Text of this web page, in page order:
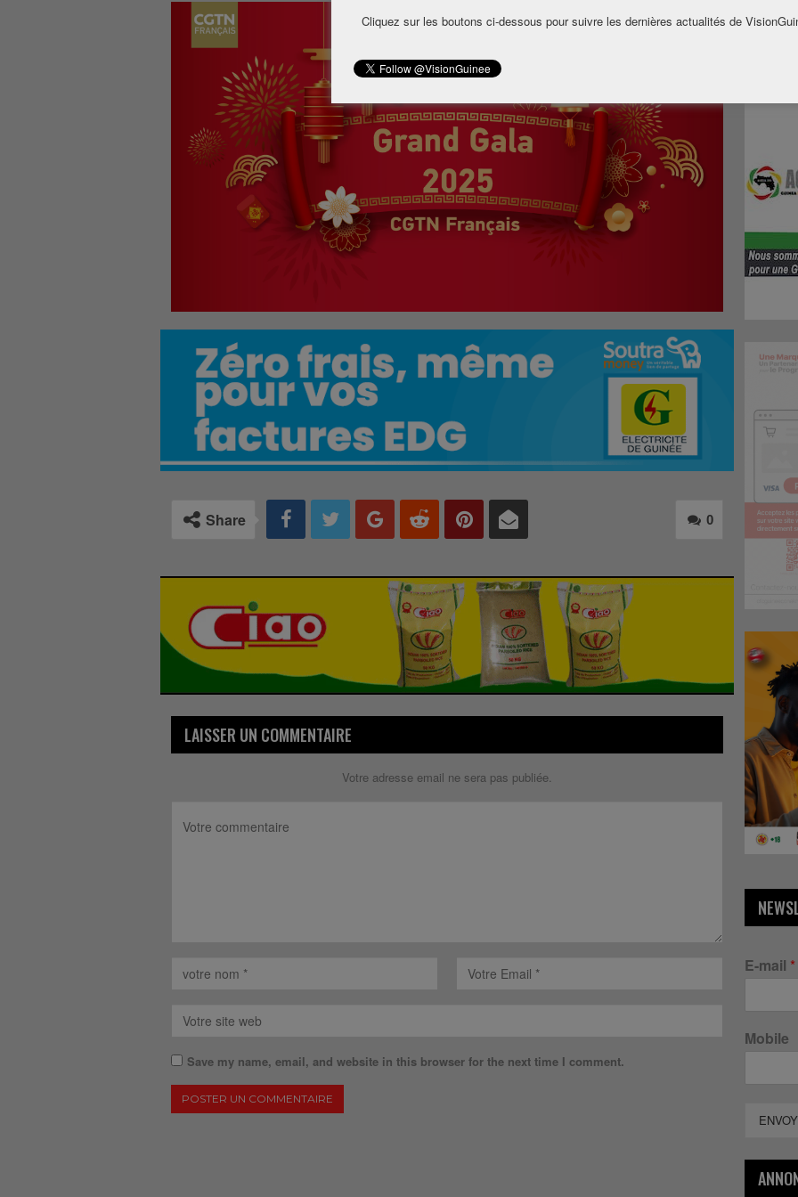
0
Share
LAISSER UN COMMENTAIRE
Votre adresse email ne sera pas publiée.
Save my name, email, and website in this browser for the next time I comment.
E-mail *
Mobile
Cliquez sur les boutons ci-dessous pour suivre les dernières actualités de